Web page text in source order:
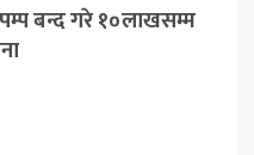
बन्द गरे १०लाखसम्म